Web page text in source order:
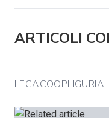
ARTICOLI
LEGACOOPLIGURIA